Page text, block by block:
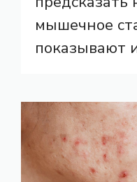
мышечное
показывают